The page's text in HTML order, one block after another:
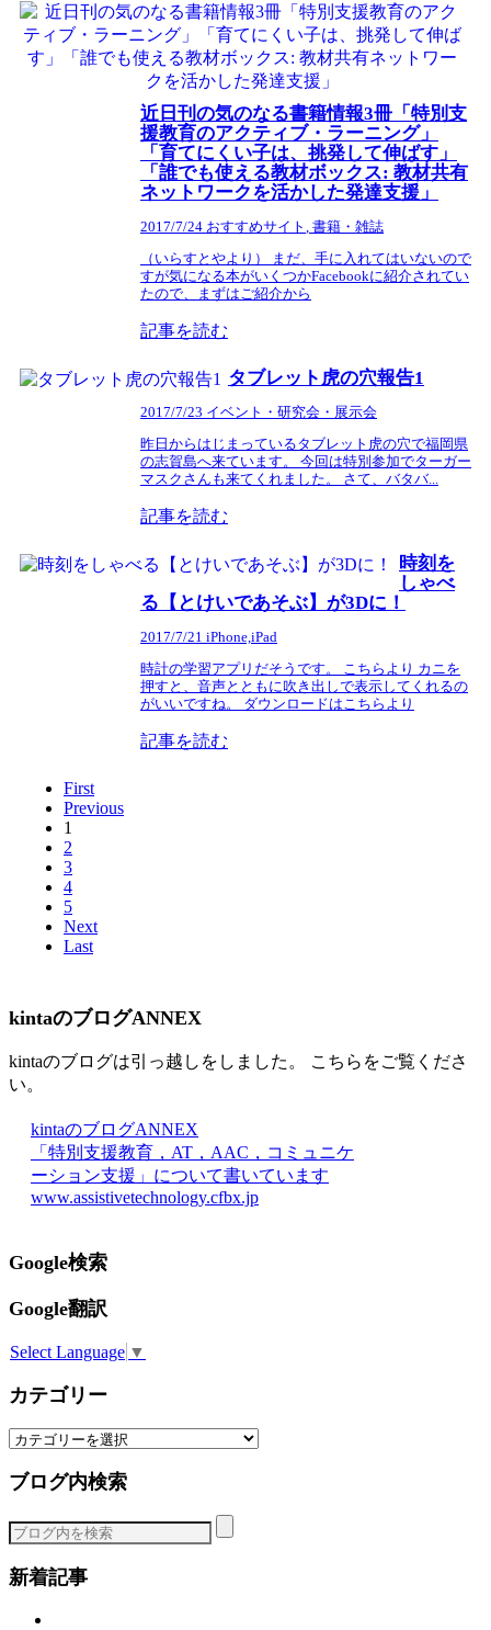
近日刊の気のなる書籍情報3冊「特別支
援教育のアクティブ・ラーニング」
「育てにくい子は、挑発して伸ばす」
「誰でも使える教材ボックス: 教材共有
ネットワークを活かした発達支援」
2017/7/24 おすすめサイト 書籍・雑誌
（いらすとやより） まだ、手に入れてはいないので
すが気になる本がいくつかFacebookに紹介されてい
たので、まずはご紹介から
記事を読む
タブレット虎の穴報告1
2017/7/23 イベント・研究会・展示会
昨日からはじまっているタブレット虎の穴で福岡県
の志賀島へ来ています。 今回は特別参加でターガー
マスクさんも来てくれました。 さて、バタバ...
記事を読む
時刻を
しゃべ
る【とけいであそぶ】が3Dに！
2017/7/21 iPhone,iPad
時計の学習アプリだそうです。 こちらより カニを
押すと、音声とともに吹き出しで表示してくれるの
がいいですね。 ダウンロードはこちらより
記事を読む
First
Previous
1
2
3
4
5
Next
Last
kintaのブログANNEX
kintaのブログは引っ越しをしました。 こちらをご覧くださ
い。
kintaのブログANNEX
「特別支援教育，AT，AAC，コミュニケ
ーション支援」について書いています
www.assistivetechnology.cfbx.jp
Google検索
Google翻訳
Select Language ▼
カテゴリー
カ
ゴ
ー
ブログ内検索
新着記事